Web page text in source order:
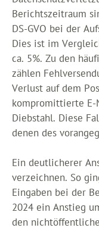
Berichtszeitraum
DS-GVO bei der
Dies ist im
ca. 5%. Zu den
zählen
Verlust auf dem
kompromittierte E-
Diebstahl. Diese
denen des
Ein deutlicherer
verzeichnen. So
Eingaben bei der
2024 ein Anstieg
den